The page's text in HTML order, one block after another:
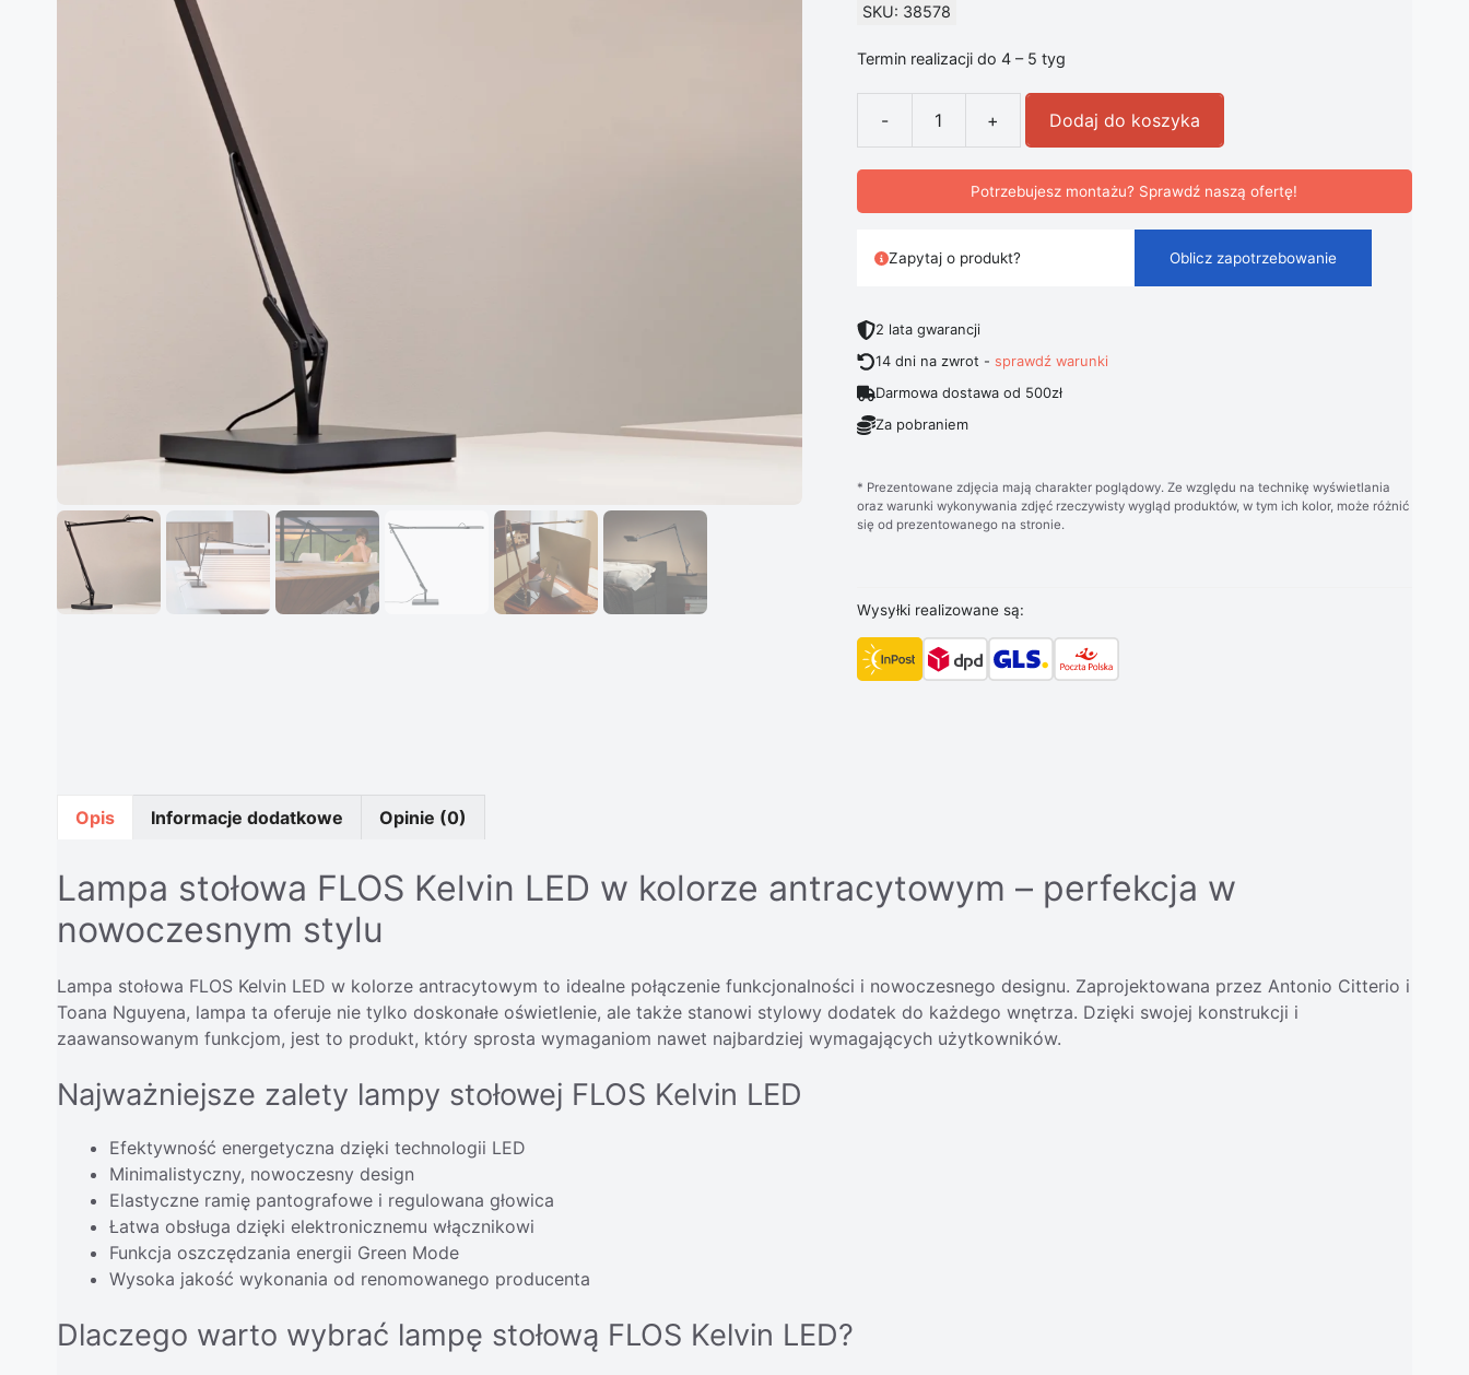
SKU: 38578
Termin realizacji do 4 – 5 tyg
-
ilość Lampa stołowa FLOS Kelvin LED w kolorze antracytowym
+ Dodaj do koszyka
Potrzebujesz montażu? Sprawdź naszą ofertę!
Zapytaj o produkt? Oblicz zapotrzebowanie
2 lata gwarancji
14 dni na zwrot -sprawdź warunki
Darmowa dostawa od 500zł
Za pobraniem
* Prezentowane zdjęcia mają charakter poglądowy. Ze względu na technikę wyświetlania
oraz warunki wykonywania zdjęć rzeczywisty wygląd produktów, w tym ich kolor, może różnić
się od prezentowanego na stronie.
Wysyłki realizowane są:
Opis Informacje dodatkowe Opinie (0)
Lampa stołowa FLOS Kelvin LED w kolorze antracytowym – perfekcja w
nowoczesnym stylu
Lampa stołowa FLOS Kelvin LED w kolorze antracytowym to idealne połączenie funkcjonalności i nowoczesnego designu. Zaprojektowana przez Antonio Citterio i
Toana Nguyena, lampa ta oferuje nie tylko doskonałe oświetlenie, ale także stanowi stylowy dodatek do każdego wnętrza. Dzięki swojej konstrukcji i
zaawansowanym funkcjom, jest to produkt, który sprosta wymaganiom nawet najbardziej wymagających użytkowników.
Najważniejsze zalety lampy stołowej FLOS Kelvin LED
Efektywność energetyczna dzięki technologii LED
Minimalistyczny, nowoczesny design
Elastyczne ramię pantografowe i regulowana głowica
Łatwa obsługa dzięki elektronicznemu włącznikowi
Funkcja oszczędzania energii Green Mode
Wysoka jakość wykonania od renomowanego producenta
Dlaczego warto wybrać lampę stołową FLOS Kelvin LED?